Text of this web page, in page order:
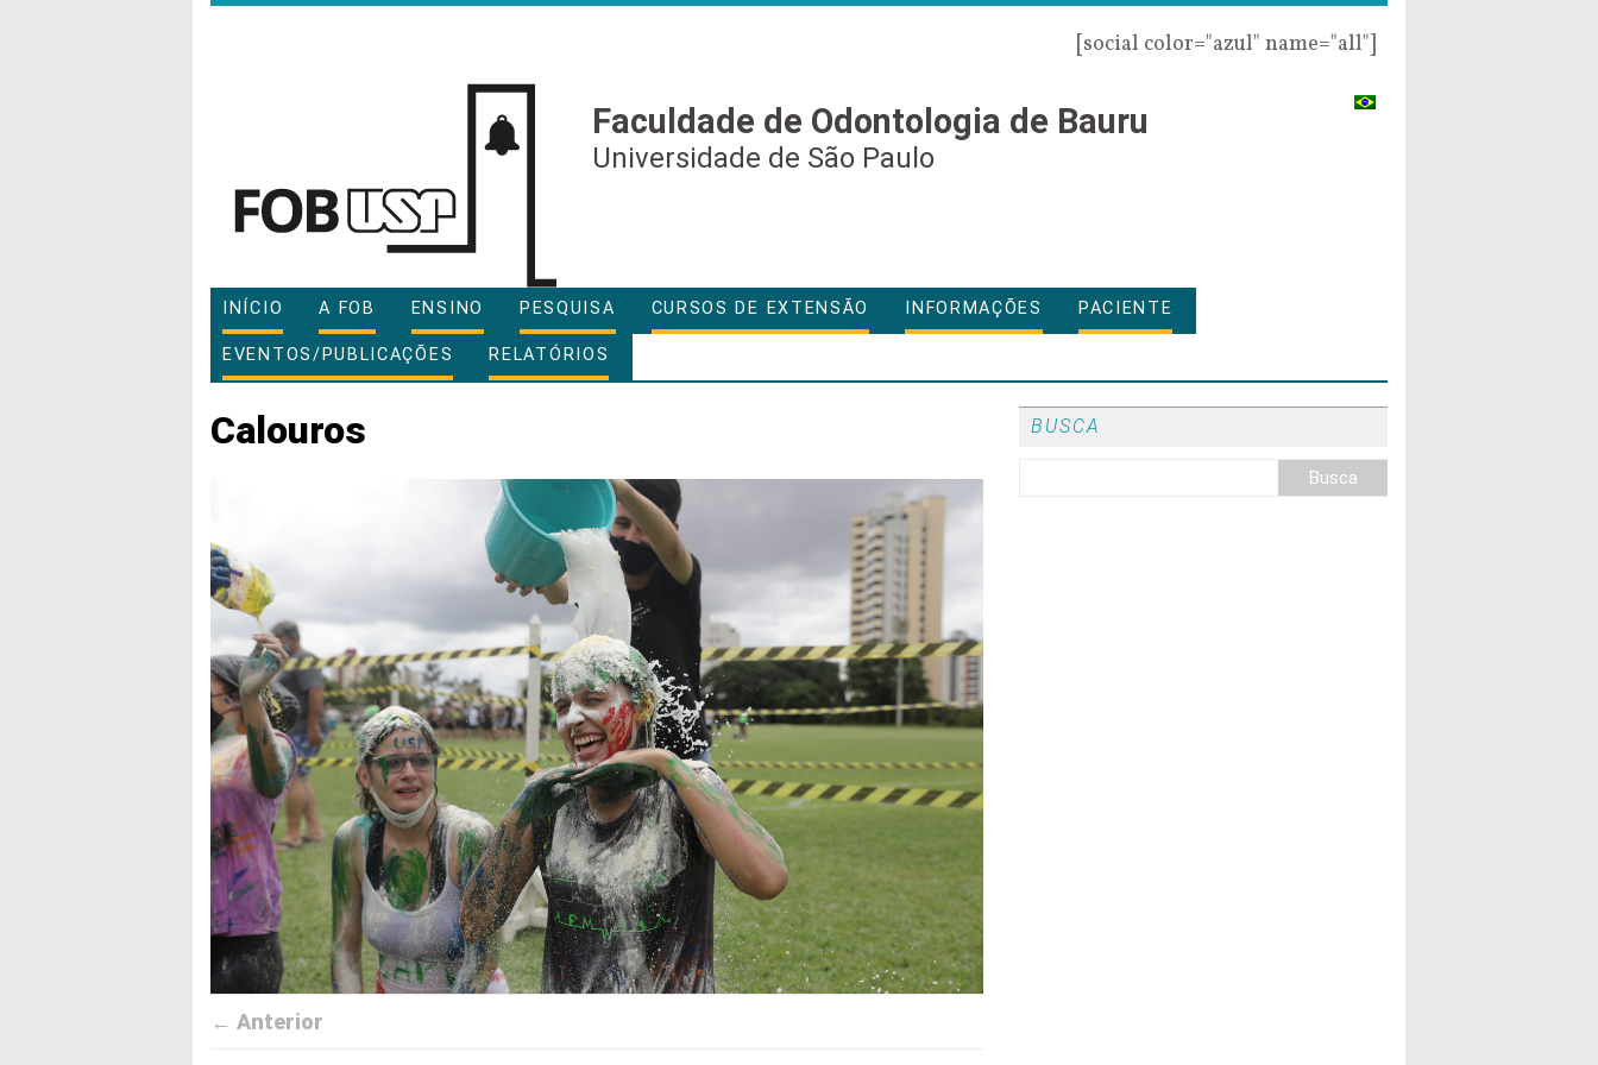
[social color="azul" name="all"]
Faculdade de Odontologia de Bauru
Universidade de São Paulo
INÍCIO A FOB ENSINO PESQUISA CURSOS DE EXTENSÃO INFORMAÇÕES PACIENTE
EVENTOS/PUBLICAÇÕES RELATÓRIOS
Calouros
← Anterior
BUSCA